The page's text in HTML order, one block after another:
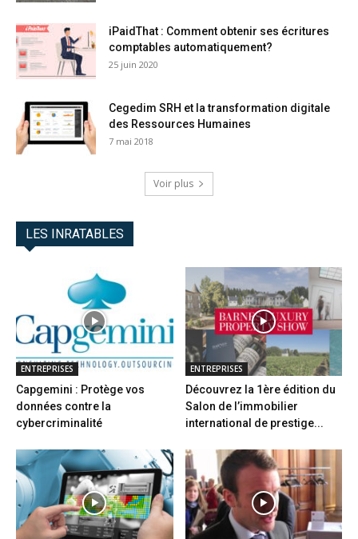
iPaidThat : Comment obtenir ses écritures
comptables automatiquement?
25 juin 2020
Cegedim SRH et la transformation digitale
des Ressources Humaines
7 mai 2018
Voir plus
LES INRATABLES
ENTREPRISES
Capgemini : Protège vos
données contre la
cybercriminalité
ENTREPRISES
Découvrez la 1ère édition du
Salon de l’immobilier
international de prestige...